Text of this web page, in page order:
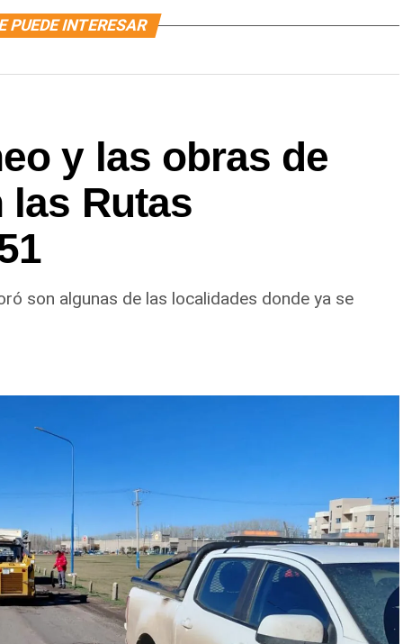
PUEDE INTERESAR
y las obras de
las Rutas
son algunas de las localidades donde ya se